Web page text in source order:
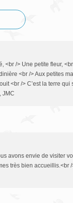
<br /> Une petite fleur,
<br /> Aux petites
<br /> C’est la terre qui
JMC
avons envie de visiter
très bien accueillis.<br